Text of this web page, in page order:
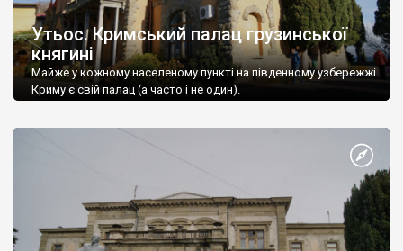
Утьос. Кримський палац грузинської
княгині
Майже у кожному населеному пункті на південному узбережжі
Криму є свій палац (а часто і не один).